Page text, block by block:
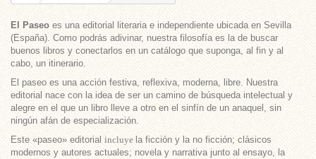
El Paseo es una editorial literaria e independiente ubicada en Sevilla
(España). Como podrás adivinar, nuestra filosofía es la de buscar
buenos libros y conectarlos en un catálogo que suponga, al fin y al
cabo, un itinerario.
El paseo es una acción festiva, reflexiva, moderna, libre. Nuestra
editorial nace con la idea de ser un camino de búsqueda intelectual y
alegre en el que un libro lleve a otro en el sinfín de un anaquel, sin
ningún afán de especialización.
Este «paseo» editorial incluye la ficción y la no ficción; clásicos
modernos y autores actuales; novela y narrativa junto al ensayo, la